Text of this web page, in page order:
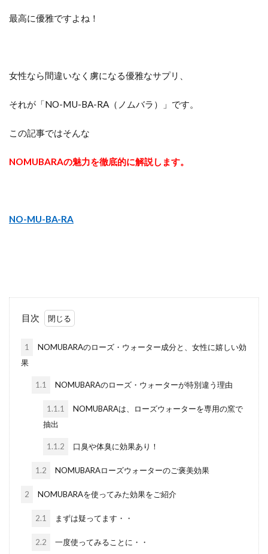
最高に優雅ですよね！
女性なら間違いなく虜になる優雅なサプリ、
それが「NO-MU-BA-RA（ノムバラ）」です。
この記事ではそんな
NOMUBARAの魅力を徹底的に解説します。
NO-MU-BA-RA
目次
1
NOMUBARAのローズ・ウォーター成分と、女性に嬉しい効
果
1.1 NOMUBARAのローズ・ウォーターが特別違う理由
1.1.1
NOMUBARAは、ローズウォーターを専用の窯で
抽出
1.1.2 口臭や体臭に効果あり！
1.2 NOMUBARAローズウォーターのご褒美効果
2 NOMUBARAを使ってみた効果をご紹介
2.1 まずは疑ってます・・
2.2 一度使ってみることに・・